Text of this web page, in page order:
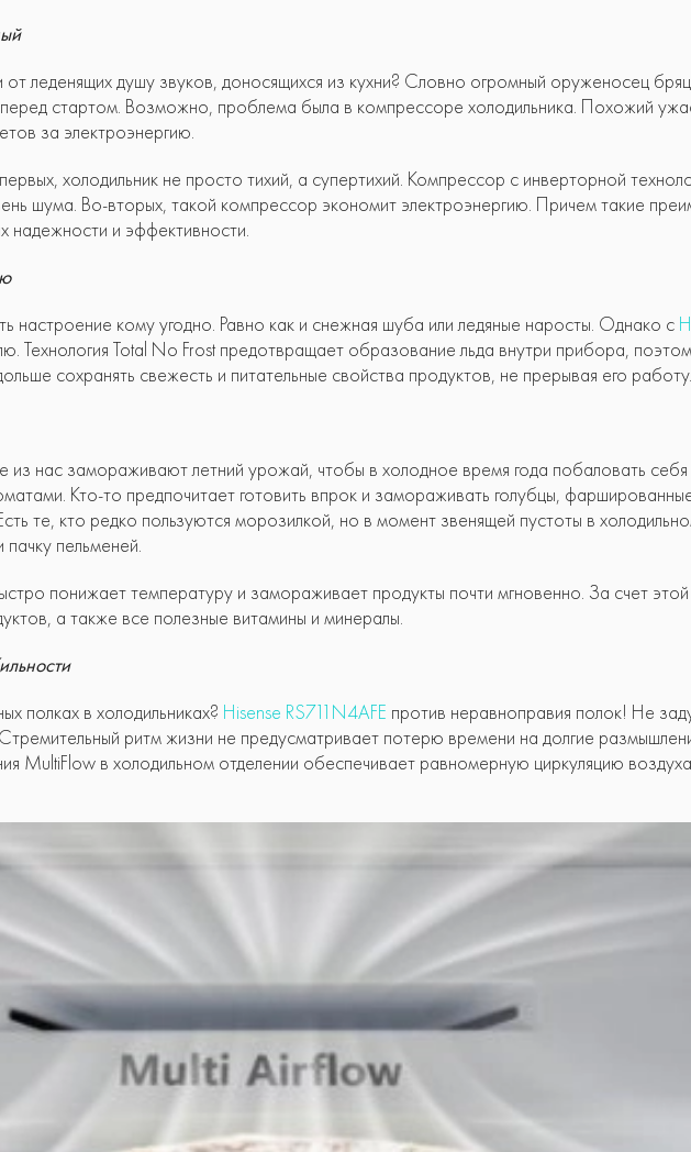
леденящих душу звуков, доносящихся из кухни? Словно огромный оруженосец
перед стартом. Возможно, проблема была в компрессоре холодильника. Похожий
за электроэнергию.
холодильник не просто тихий, а супертихий. Компрессор с инверторной
шума. Во-вторых, такой компрессор экономит электроэнергию. Причем такие
надежности и эффективности.
настроение кому угодно. Равно как и снежная шуба или ледяные наросты. Однако с
Технология Total No Frost предотвращает образование льда внутри прибора,
сохранять свежесть и питательные свойства продуктов, не прерывая его работу.
нас замораживают летний урожай, чтобы в холодное время года побаловать себя
Кто-то предпочитает готовить впрок и замораживать голубцы,
те, кто редко пользуются морозилкой, но в момент звенящей пустоты в
пельменей.
понижает температуру и замораживает продукты почти мгновенно. За счет этой
а также все полезные витамины и минералы.
полках в холодильниках? Hisense RS711N4AFE против неравноправия полок! Не
ритм жизни не предусматривает потерю времени на долгие
MultiFlow в холодильном отделении обеспечивает равномерную циркуляцию